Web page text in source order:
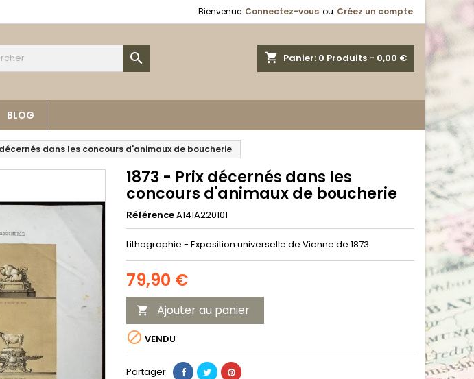
Bienvenue Connectez-vous ou Créez un compte
shopping_cart Panier: 0 Produits - 0,00 €

BLOG
dans les concours d'animaux de boucherie
1873 - Prix décernés dans les
concours d'animaux de boucherie
RéférenceA141A220101
Lithographie - Exposition universelle de Vienne de 1873
79,90 €
 Ajouter au panier
 VENDU
Partager